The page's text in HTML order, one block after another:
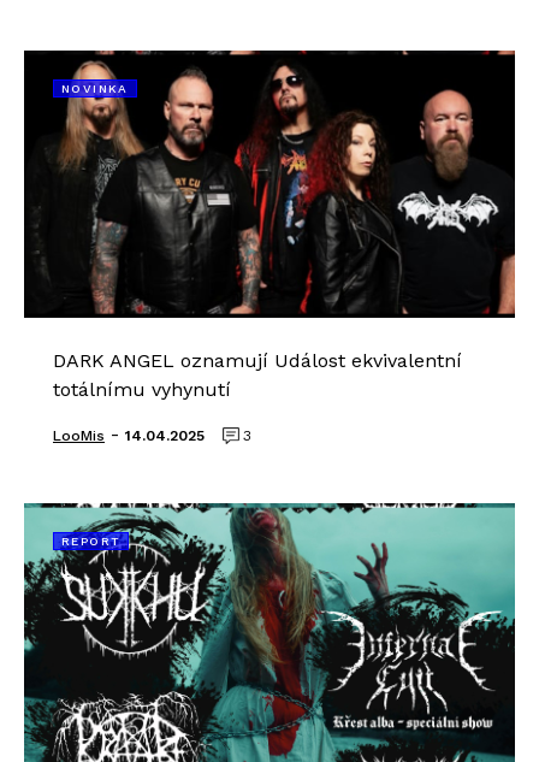
NOVINKA
DARK ANGEL oznamují Událost ekvivalentní
totálnímu vyhynutí
LooMis - 14.04.2025 3
REPORT